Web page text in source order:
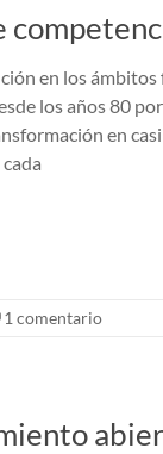
en los
los años 80
en
1 comentario